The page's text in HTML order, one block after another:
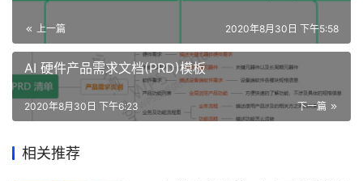
上一篇 2020年8月30日 下午5:58
AI 硬件产品需求文档(PRD)模板
下一篇
2020年8月30日 下午6:23
相关推荐